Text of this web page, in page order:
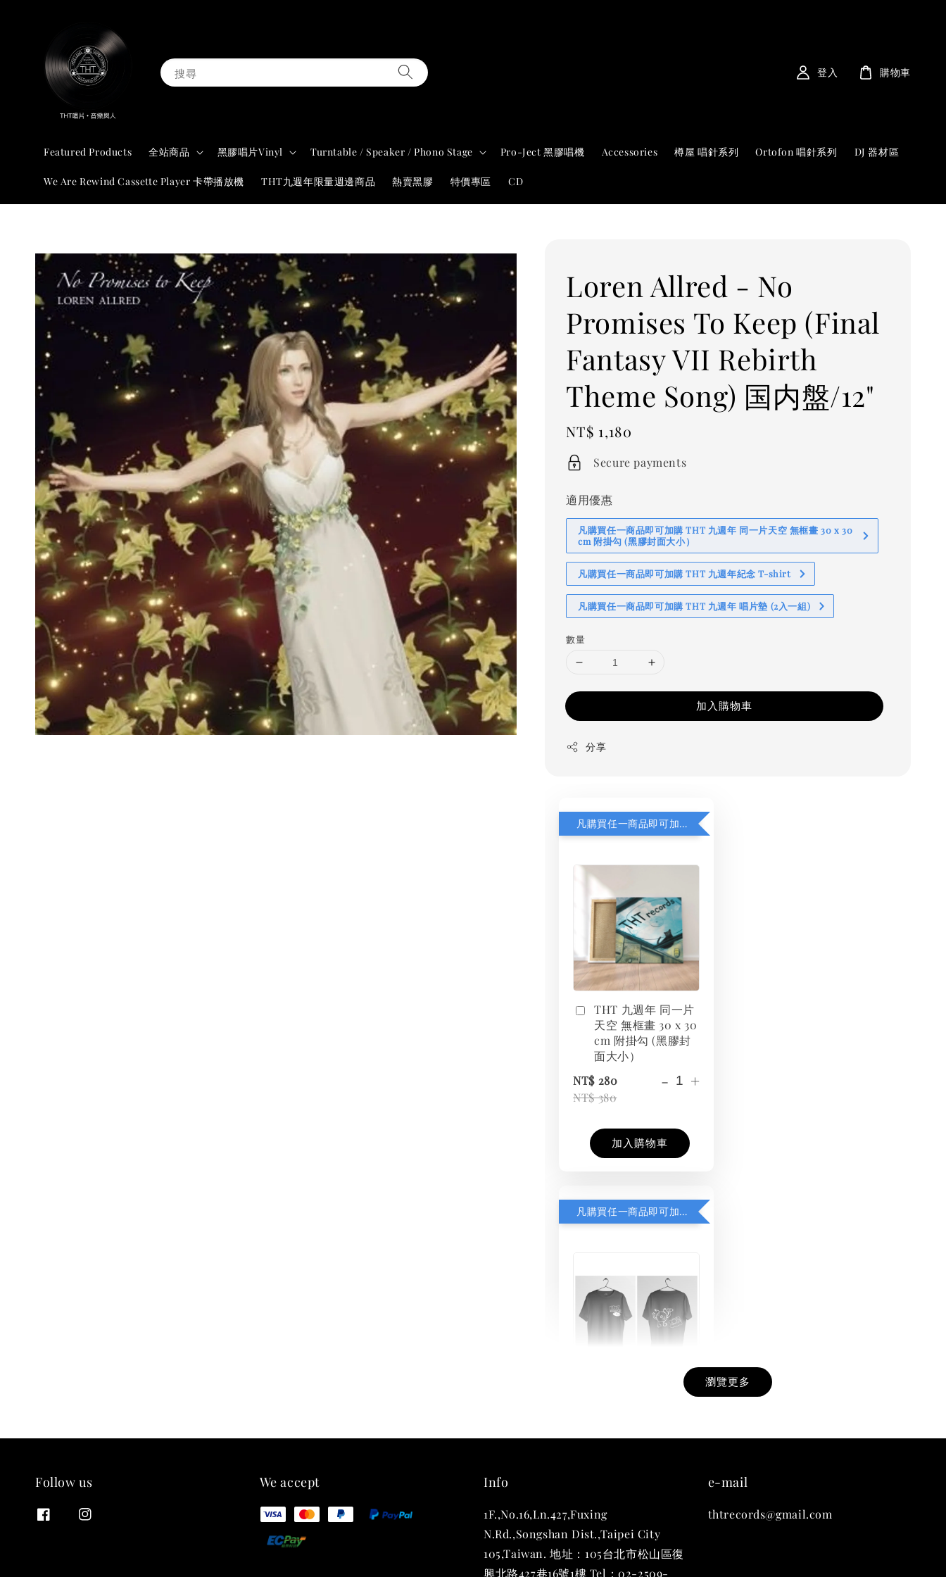
搜尋
Featured Products 全站商品 黑膠唱片Vinyl Turntable / Speaker / Phono Stage Pro-Ject 黑膠唱機 Accessories 樽屋 唱針系列 Ortofon 唱針系列 DJ 器材區
We Are Rewind Cassette Player 卡帶播放機 THT九週年限量週邊商品 熱賣黑膠 特價專區 CD
登入 購物車
Loren Allred - No
Promises To Keep (Final
Fantasy VII Rebirth
Theme Song) 国内盤/12"
Regular
price
NT$ 1,180
Secure payments
適用優惠
凡購買任一商品即可加購 THT 九週年 同一片天空 無框畫 30 x 30
cm 附掛勾 (黑膠封面大小）
凡購買任一商品即可加購 THT 九週年紀念 T-shirt
凡購買任一商品即可加購 THT 九週年 唱片墊 (2入一組)
數量
加入購物車
分享
凡購買任一商品即可加購 THT 九週年 同一片天空 無框畫 30 x 30 cm 附掛勾 (黑膠封面大小）
THT 九週年 同一片
天空 無框畫 30 x 30
cm 附掛勾 (黑膠封
面大小）
NT$ 280
NT$ 380
- +
加入購物車
凡購買任一商品即可加購 THT 九週年紀念 T-shirt
THT 九週年紀念 T-
瀏覽更多
Follow us We accept Info
1F.,No.16,Ln.427,Fuxing
N.Rd.,Songshan Dist.,Taipei City
105,Taiwan. 地址：105台北市松山區復
興北路427巷16號1樓 Tel：02-2509-
e-mail
thtrecords@gmail.com